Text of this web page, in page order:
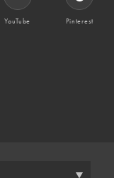
YouTube Pinterest